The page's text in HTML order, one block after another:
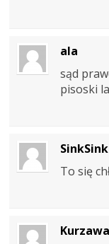
ala
sąd
pisoski
SinkSink
To się
Kurzawa